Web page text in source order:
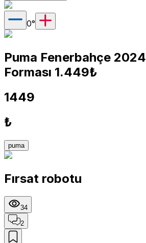
0°
Puma Fenerbahçe
Forması 1.449₺
1449
₺
puma
Fırsat robotu
34
2